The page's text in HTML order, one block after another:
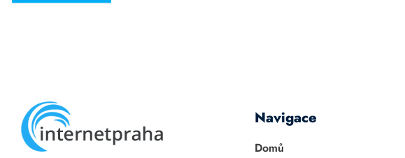
Navigace
Domů